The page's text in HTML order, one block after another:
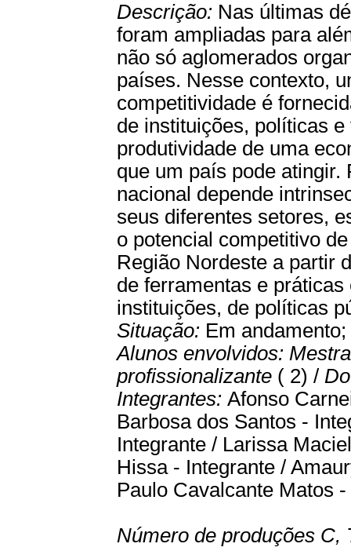
Descrição: Nas últimas
foram ampliadas para
não só aglomerados
países. Nesse contexto,
competitividade é
de instituições, políticas
produtividade de uma
que um país pode atingir.
nacional depende
seus diferentes setores,
o potencial competitivo
Região Nordeste a partir
de ferramentas e
instituições, de políticas
Situação: Em andamento;
Alunos envolvidos:
profissionalizante ( 2) /
Integrantes: Afonso
Barbosa dos Santos -
Integrante / Larissa
Hissa - Integrante /
Paulo Cavalcante Matos
Número de produções C,